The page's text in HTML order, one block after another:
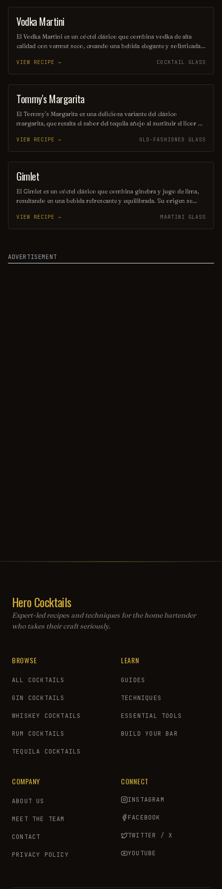
convierten en una opción deliciosa para cualquier ocasión.
ORDINARY DRINK
Vodka Martini
El Vodka Martini es un cóctel clásico que combina vodka de alta
calidad con vermut seco, creando una bebida elegante y sofisticada.
aceituna o un twist de limón, ofreciendo un sabor suave y refinado
que es perfecto para cualquier ocasión.
VIEW RECIPE → COCKTAIL GLASS
ORDINARY DRINK
Tommy's Margarita
El Tommy's Margarita es una deliciosa variante del clásico
margarita, que resalta el sabor del tequila añejo al sustituir el licor de
combina la frescura del jugo de limón con la suavidad del agave,
creando una experiencia única y auténtica. Ideal para disfrutar en
cualquier ocasión, es un homenaje a la tradición mexicana.
VIEW RECIPE → OLD-FASHIONED GLASS
COCKTAIL
Gimlet
El Gimlet es un cóctel clásico que combina ginebra y jugo de lima,
resultando en una bebida refrescante y equilibrada. Su origen se
simplicidad y elegancia. A menudo se sirve en una copa de cóctel,
adornado con una rodaja de lima.
VIEW RECIPE → MARTINI GLASS
ADVERTISEMENT
Hero Cocktails
Expert-led recipes and techniques for the home bartender
who takes their craft seriously.
BROWSE
ALL COCKTAILS
GIN COCKTAILS
WHISKEY COCKTAILS
RUM COCKTAILS
TEQUILA COCKTAILS
LEARN
GUIDES
TECHNIQUES
ESSENTIAL TOOLS
BUILD YOUR BAR
COMPANY
ABOUT US
MEET THE TEAM
CONTACT
PRIVACY POLICY
CONNECT
INSTAGRAM
FACEBOOK
TWITTER / X
YOUTUBE